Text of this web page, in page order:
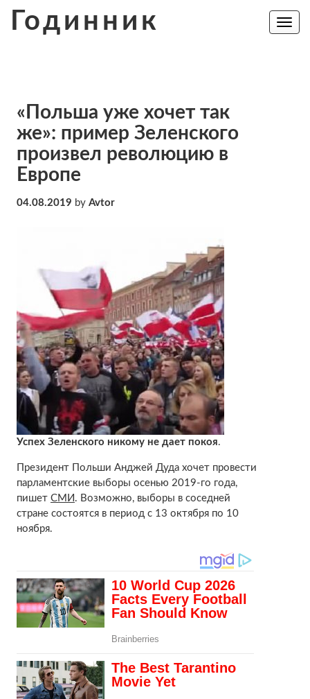
Годинник
Toggle
«Польша уже хочет так
же»: пример Зеленского
произвел революцию в
Европе
04.08.2019 by Avtor
Успех Зеленского никому не дает покоя.
Президент Польши Анджей Дуда хочет провести
парламентские выборы осенью 2019-го года,
пишет СМИ . Возможно, выборы в соседней
стране состоятся в период с 13 октября по 10
ноября.